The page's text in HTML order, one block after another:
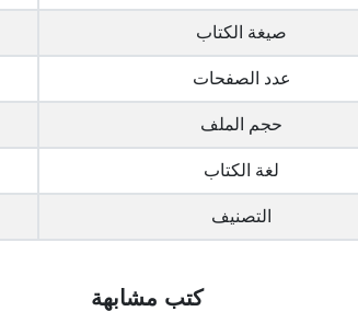
صيغة الكتاب
عدد الصفحات
حجم الملف
لغة الكتاب
التصنيف
كتب مشابهة